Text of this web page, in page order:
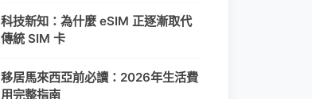
科技新知：為什麼 eSIM 正逐漸取代
傳統 SIM 卡
移居馬來西亞前必讀：2026年生活費
用完整指南